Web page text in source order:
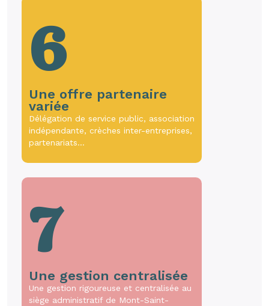
6
Une offre partenaire
variée
Délégation de service public, association
indépendante, crèches inter-entreprises,
partenariats…
7
Une gestion centralisée
Une gestion rigoureuse et centralisée au
siège administratif de Mont-Saint-